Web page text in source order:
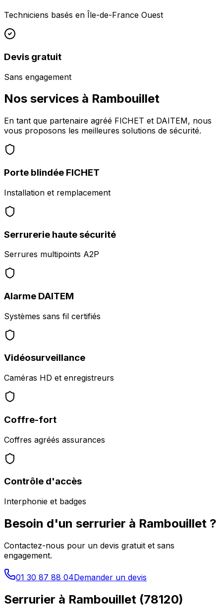
Techniciens basés en Île-de-France Ouest
Devis gratuit
Sans engagement
Nos services à Rambouillet
En tant que partenaire agréé FICHET et DAITEM, nous
vous proposons les meilleures solutions de sécurité.
Porte blindée FICHET
Installation et remplacement
Serrurerie haute sécurité
Serrures multipoints A2P
Alarme DAITEM
Systèmes sans fil certifiés
Vidéosurveillance
Caméras HD et enregistreurs
Coffre-fort
Coffres agréés assurances
Contrôle d'accès
Interphonie et badges
Besoin d'un serrurier à Rambouillet ?
Contactez-nous pour un devis gratuit et sans
engagement.
01 30 87 88 04Demander un devis
Serrurier à Rambouillet (78120)